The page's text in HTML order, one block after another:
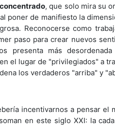
, que solo mira su
poner de manifiesto la
Reconocerse como
paso para crear nuevos
presenta más
el lugar de "privilegiados" a
los verdaderos "arriba" y
incentivarnos a pensar
en este siglo XXI: la